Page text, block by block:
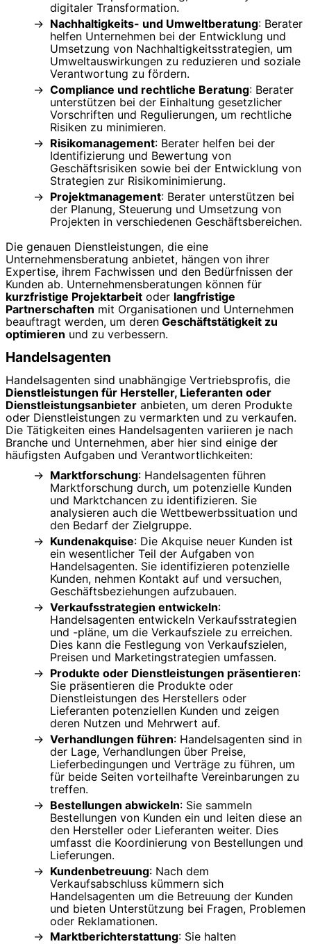
digitaler Transformation.
Nachhaltigkeits- und Umweltberatung: Berater
helfen Unternehmen bei der Entwicklung und
Umsetzung von Nachhaltigkeitsstrategien, um
Umweltauswirkungen zu reduzieren und soziale
Verantwortung zu fördern.
Compliance und rechtliche Beratung: Berater
unterstützen bei der Einhaltung gesetzlicher
Vorschriften und Regulierungen, um rechtliche
Risiken zu minimieren.
Risikomanagement: Berater helfen bei der
Identifizierung und Bewertung von
Geschäftsrisiken sowie bei der Entwicklung von
Strategien zur Risikominimierung.
Projektmanagement: Berater unterstützen bei
der Planung, Steuerung und Umsetzung von
Projekten in verschiedenen Geschäftsbereichen.
Die genauen Dienstleistungen, die eine
Unternehmensberatung anbietet, hängen von ihrer
Expertise, ihrem Fachwissen und den Bedürfnissen der
Kunden ab. Unternehmensberatungen können für
kurzfristige Projektarbeit oder langfristige
Partnerschaften mit Organisationen und Unternehmen
beauftragt werden, um deren Geschäftstätigkeit zu
optimieren und zu verbessern.
Handelsagenten
Handelsagenten sind unabhängige Vertriebsprofis, die
Dienstleistungen für Hersteller, Lieferanten oder
Dienstleistungsanbieter anbieten, um deren Produkte
oder Dienstleistungen zu vermarkten und zu verkaufen.
Die Tätigkeiten eines Handelsagenten variieren je nach
Branche und Unternehmen, aber hier sind einige der
häufigsten Aufgaben und Verantwortlichkeiten:
Marktforschung: Handelsagenten führen
Marktforschung durch, um potenzielle Kunden
und Marktchancen zu identifizieren. Sie
analysieren auch die Wettbewerbssituation und
den Bedarf der Zielgruppe.
Kundenakquise: Die Akquise neuer Kunden ist
ein wesentlicher Teil der Aufgaben von
Handelsagenten. Sie identifizieren potenzielle
Kunden, nehmen Kontakt auf und versuchen,
Geschäftsbeziehungen aufzubauen.
Verkaufsstrategien entwickeln:
Handelsagenten entwickeln Verkaufsstrategien
und -pläne, um die Verkaufsziele zu erreichen.
Dies kann die Festlegung von Verkaufszielen,
Preisen und Marketingstrategien umfassen.
Produkte oder Dienstleistungen präsentieren:
Sie präsentieren die Produkte oder
Dienstleistungen des Herstellers oder
Lieferanten potenziellen Kunden und zeigen
deren Nutzen und Mehrwert auf.
Verhandlungen führen: Handelsagenten sind in
der Lage, Verhandlungen über Preise,
Lieferbedingungen und Verträge zu führen, um
für beide Seiten vorteilhafte Vereinbarungen zu
treffen.
Bestellungen abwickeln: Sie sammeln
Bestellungen von Kunden ein und leiten diese an
den Hersteller oder Lieferanten weiter. Dies
umfasst die Koordinierung von Bestellungen und
Lieferungen.
Kundenbetreuung: Nach dem
Verkaufsabschluss kümmern sich
Handelsagenten um die Betreuung der Kunden
und bieten Unterstützung bei Fragen, Problemen
oder Reklamationen.
Marktberichterstattung: Sie halten